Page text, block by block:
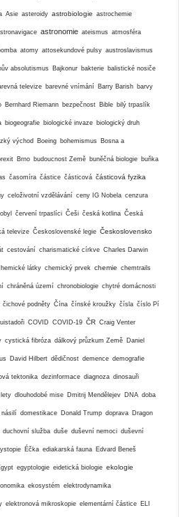
Asie asteroidy astrobiologie astrochemie
astronomie ateismus atmosféra
atomy attosekundové pulsy austroslavismus
absolutismus Bajkonur bakterie balistické nosiče
televize barevné vnímání Barry Barish barvy
Bernhard Riemann bezpečnost Bible bilý trpaslík
biogeografie biologické invaze biologický druh
východ Boeing bohemismus Bosna a
Brno budoucnost Země buněčná biologie buňka
časomíra částice částicová částicová fyzika
celoživotní vzdělávání ceny IG Nobela cenzura
červení trpaslíci Češi česká kotlina Česká
televize Československé legie Československo
cestování charismatické církve Charles Darwin
látky chemický prvek chemie chemtrails
chráněná území chronobiologie chytré domácnosti
čichové podněty Čína čínské kroužky čísla číslo Pí
COVID COVID-19 ČR Craig Venter
cystická fibróza dálkový průzkum Země Daniel
David Hilbert dědičnost demence demografie
tektonika dezinformace diagnoza dinosauři
lety dlouhodobé mise Dmitrij Mendělejev DNA doba
domestikace Donald Trump doprava Dragon
duchovní služba duše duševní nemoci duševní
Éčka ediakarská fauna Edvard Beneš
egyptologie eidetická biologie ekologie
ekosystém elektrodynamika
elektronová mikroskopie elementární částice ELI